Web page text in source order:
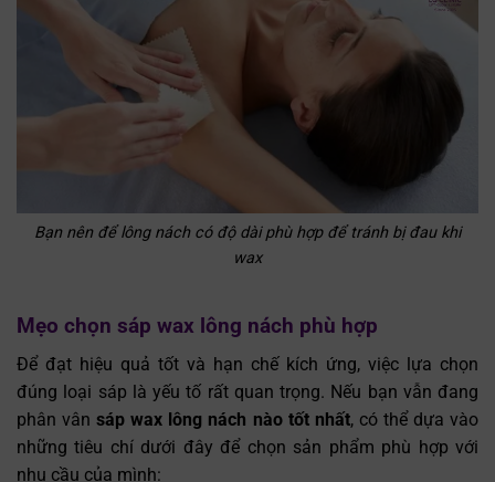
Bạn nên để lông nách có độ dài phù hợp để tránh bị đau khi
wax
Mẹo chọn sáp wax lông nách phù hợp
Để đạt hiệu quả tốt và hạn chế kích ứng, việc lựa chọn
đúng loại sáp là yếu tố rất quan trọng. Nếu bạn vẫn đang
phân vânsáp wax lông nách nào tốt nhất, có thể dựa vào
những tiêu chí dưới đây để chọn sản phẩm phù hợp với
nhu cầu của mình: